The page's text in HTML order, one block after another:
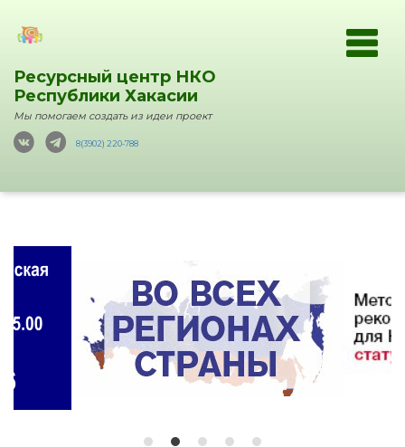
Ресурсный центр НКО
Республики Хакасии
Мы помогаем создать из идеи проект
8(3902) 220-788